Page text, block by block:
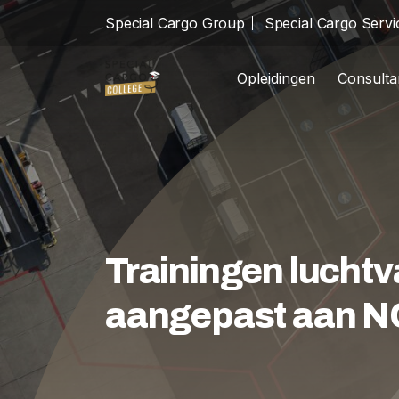
Special Cargo Group Special Cargo
Opleidingen
encrypted
Trainingen
aangepast aan
Special Cargo Group
Special Cargo Services
Isologic
Opleidingen
Consultancy